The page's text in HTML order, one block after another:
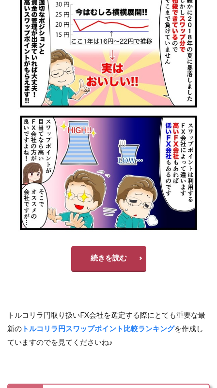
続きを読む
トルコリラ円取り扱いFX会社を選定する際にとても重要な最
新の トルコリラ円スワップポイント比較ランキングを作成し
ていますのでを見てくださいね♪